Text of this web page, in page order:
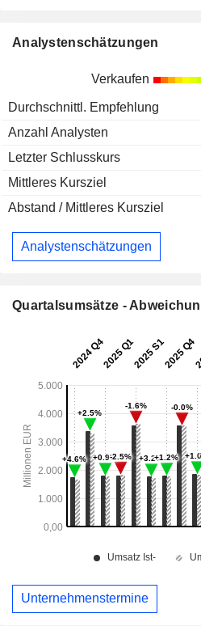
Analystenschätzungen
Verkaufen
Durchschnittl. Empfehlung
Anzahl Analysten
Letzter Schlusskurs
Mittleres Kursziel
Abstand / Mittleres Kursziel
Analystenschätzungen
Quartalsumsätze -
Unternehmenstermine